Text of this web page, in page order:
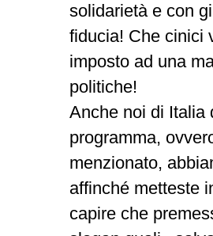
solidarietà e con
fiducia! Che cinici
imposto ad una
politiche!
Anche noi di Italia
programma,
menzionato,
affinché metteste
capire che